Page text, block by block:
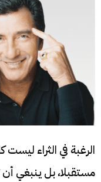
الرغبة في الثراء ليست
مستقبلا، بل ينبغي أن